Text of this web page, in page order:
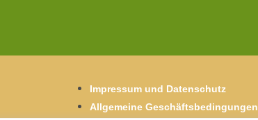
Impressum und Datenschutz
Allgemeine Geschäftsbedingungen